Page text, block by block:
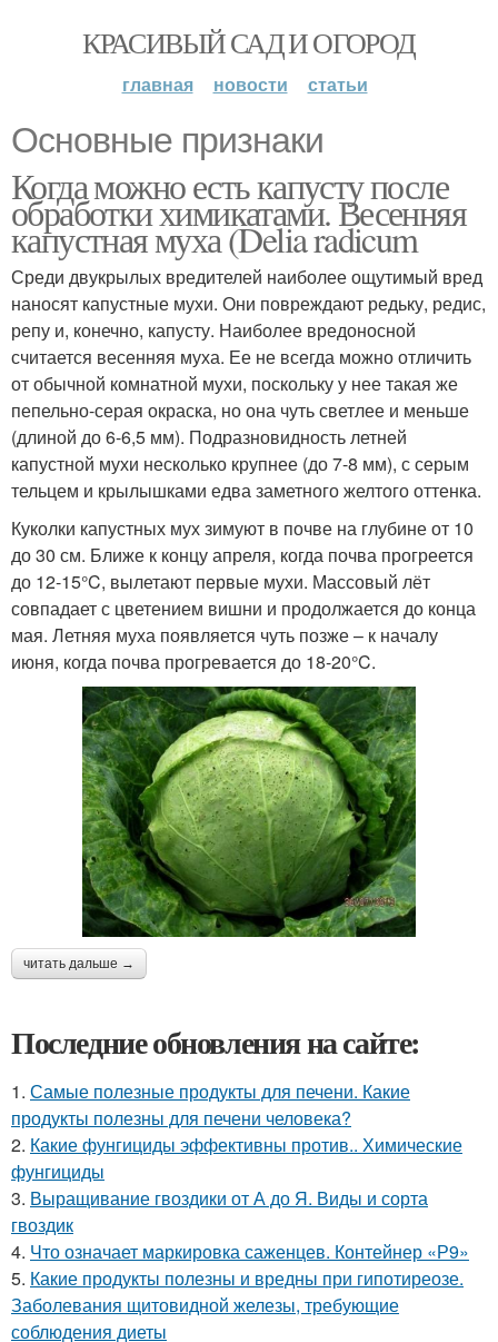
КРАСИВЫЙ САД И ОГОРОД
главная новости статьи
Основные признаки
Когда можно есть капусту после
обработки химикатами. Весенняя
капустная муха (Delia radicum
Среди двукрылых вредителей наиболее ощутимый вред
наносят капустные мухи. Они повреждают редьку, редис,
репу и, конечно, капусту. Наиболее вредоносной
считается весенняя муха. Ее не всегда можно отличить
от обычной комнатной мухи, поскольку у нее такая же
пепельно-серая окраска, но она чуть светлее и меньше
(длиной до 6-6,5 мм). Подразновидность летней
капустной мухи несколько крупнее (до 7-8 мм), с серым
тельцем и крылышками едва заметного желтого оттенка.
Куколки капустных мух зимуют в почве на глубине от 10
до 30 см. Ближе к концу апреля, когда почва прогреется
до 12-15°C, вылетают первые мухи. Массовый лёт
совпадает с цветением вишни и продолжается до конца
мая. Летняя муха появляется чуть позже – к началу
июня, когда почва прогревается до 18-20°C.
читать дальше →
Последние обновления на сайте:
1. Самые полезные продукты для печени. Какие
продукты полезны для печени человека?
2. Какие фунгициды эффективны против.. Химические
фунгициды
3. Выращивание гвоздики от А до Я. Виды и сорта
гвоздик
4. Что означает маркировка саженцев. Контейнер «Р9»
5. Какие продукты полезны и вредны при гипотиреозе.
Заболевания щитовидной железы, требующие
соблюдения диеты